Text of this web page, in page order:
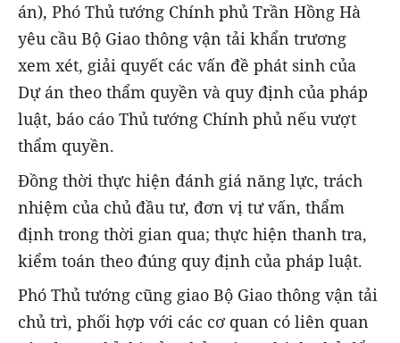
án), Phó Thủ tướng Chính phủ Trần Hồng Hà
yêu cầu Bộ Giao thông vận tải khẩn trương
xem xét, giải quyết các vấn đề phát sinh của
Dự án theo thẩm quyền và quy định của pháp
luật, báo cáo Thủ tướng Chính phủ nếu vượt
thẩm quyền.
Đồng thời thực hiện đánh giá năng lực, trách
nhiệm của chủ đầu tư, đơn vị tư vấn, thẩm
định trong thời gian qua; thực hiện thanh tra,
kiểm toán theo đúng quy định của pháp luật.
Phó Thủ tướng cũng giao Bộ Giao thông vận tải
chủ trì, phối hợp với các cơ quan có liên quan